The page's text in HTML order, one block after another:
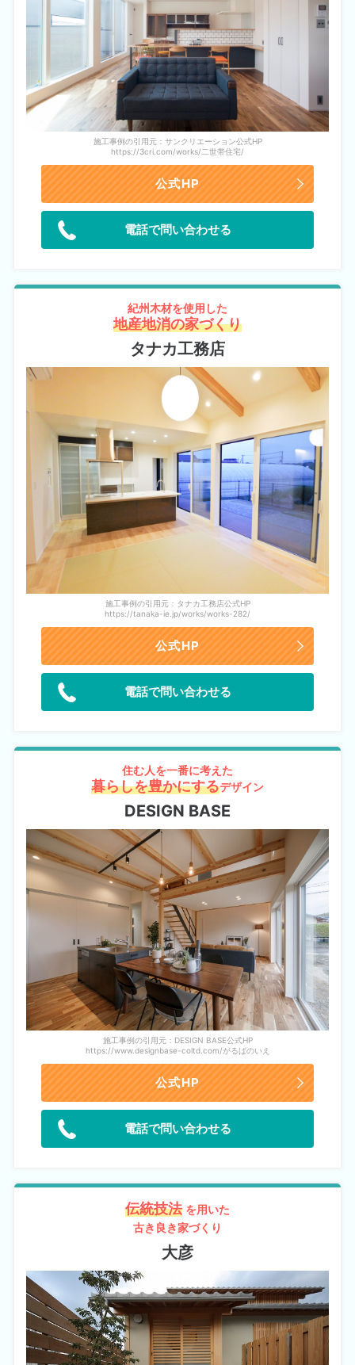
施工事例の引用元：サンクリエーション公式HP
https://3cri.com/works/二世帯住宅/
公式HP
電話で問い合わせる
紀州木材を使用した
地産地消の家づくり
タナカ工務店
施工事例の引用元：タナカ工務店公式HP
https://tanaka-ie.jp/works/works-282/
公式HP
電話で問い合わせる
住む人を一番に考えた
暮らしを豊かにするデザイン
DESIGN BASE
施工事例の引用元：DESIGN BASE公式HP
https://www.designbase-coltd.com/がるばのいえ
公式HP
電話で問い合わせる
伝統技法 を用いた
古き良き家づくり
大彦